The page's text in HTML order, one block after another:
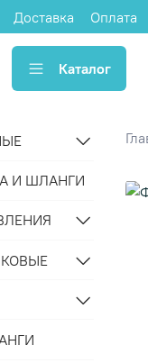
Доставка Оплата
Каталог
И ШЛАНГИ